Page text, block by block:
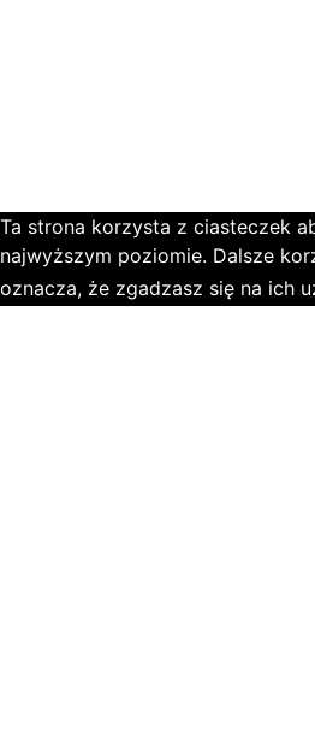
Ta strona korzysta z ciasteczek
najwyższym poziomie. Dalsze
oznacza, że zgadzasz się na ich